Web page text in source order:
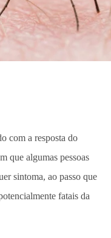
com a resposta do
que algumas pessoas
sintoma, ao passo que
fatais da